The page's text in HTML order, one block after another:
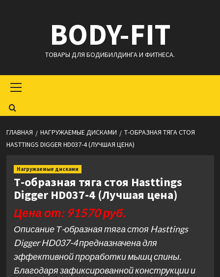
BODY-FIT
ТОВАРЫ ДЛЯ БОДИБИЛДИНГА И ФИТНЕСА.
меню
ГЛАВНАЯ НАГРУЖАЕМЫЕ ДИСКАМИ
Т-ОБРАЗНАЯ ТЯГА СТОЯ
HASTTINGS DIGGER HD037-4 (ЛУЧШАЯ ЦЕНА)
Нагружаемые дисками
Т-образная тяга стоя Hasttings
Digger HD037-4 (Лучшая цена)
Цена от: 91570 руб.
Описание Т-образная тяга стоя Hasttings
Digger HD037-4 предназначена для
эффективной проработки мышц спины.
Благодаря зафиксированной конструкции и